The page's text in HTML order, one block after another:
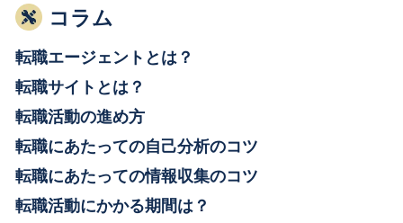
コラム
転職エージェントとは？
転職サイトとは？
転職活動の進め方
転職にあたっての自己分析のコツ
転職にあたっての情報収集のコツ
転職活動にかかる期間は？